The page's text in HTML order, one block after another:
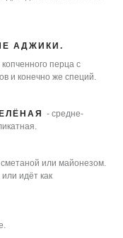
АДЖИКИ.
перца с
и конечно же специй.
- средне-
или майонезом.
идёт как